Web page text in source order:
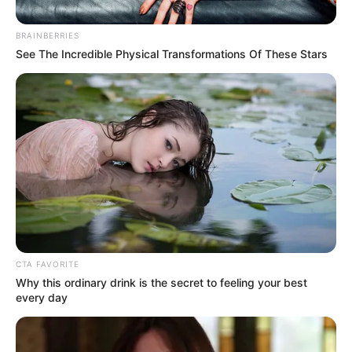
Tomado de videos
BMW causa caos en la calle 100
Por: J. Adriana Pardo
Agosto 17, 2025
BRAINBERRIES
See The Incredible Physical Transformations Of These Stars
CTA FAVORITE
Why this ordinary drink is the secret to feeling your best
every day